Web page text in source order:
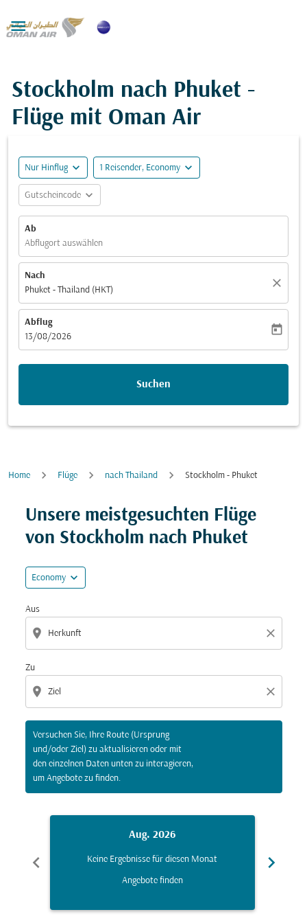

Stockholm nach Phuket -
Flüge mit Oman Air
Nur Hinflug expand_more 1 Reisender, Economy expand_more
Gutscheincode expand_more
Ab
Abflugort auswählen
Nach
Phuket - Thailand (HKT)
close
Abflug
fc-booking-departure-date-aria-label
13/08/2026
today
Suchen
Home Flüge nach Thailand Stockholm - Phuket
Unsere meistgesuchten Flüge
von Stockholm nach Phuket
Economy expand_more
Aus
location_on close
Zu
location_on close
Versuchen Sie, Ihre Route (Ursprung
und/oder Ziel) zu aktualisieren oder mit
den einzelnen Daten unten zu interagieren,
um Angebote zu finden.
Versuchen Sie, Ihre Route (Ursprung und/oder Ziel)
chevron_left
Aug. 2026
Keine Ergebnisse für diesen Monat
Angebote finden
chevron_right